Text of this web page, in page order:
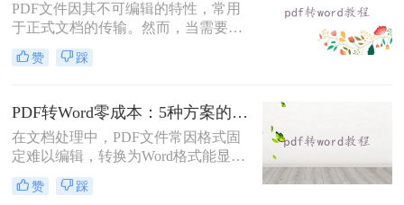
PDF文件因其不可编辑的特性，常用
于正式文档的传输。然而，当需要对
PDF内容进行修改时，将其转换为可
编辑的Word文档是必要的。那么pdf
常见且高效的方法，帮助您快速完成
转换。
赞 踩
PDF转Word零成本：5种方案的成本、速度、精度对比！
在文档处理中，PDF文件常因格式固
定难以编辑，转换为Word格式能显著
提升工作效率。然而，市面上许多转
换工具需付费或存在隐私风险，那么
赞 踩